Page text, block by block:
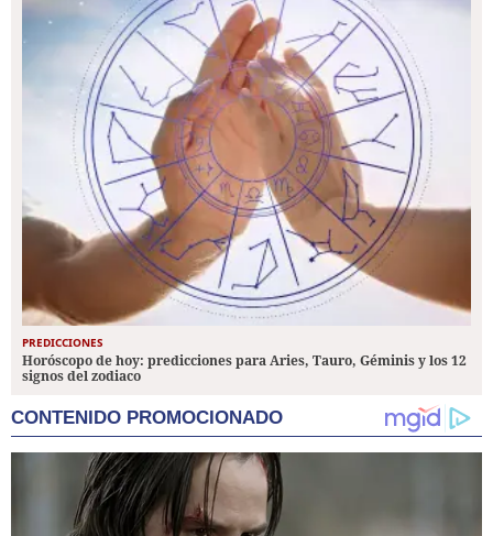
PREDICCIONES
Horóscopo de hoy: predicciones para Aries, Tauro, Géminis y los 12
signos del zodiaco
CONTENIDO PROMOCIONADO